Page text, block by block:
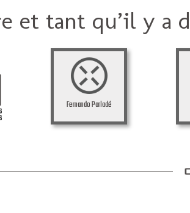
et tant qu’il y a
Fernando Parladé